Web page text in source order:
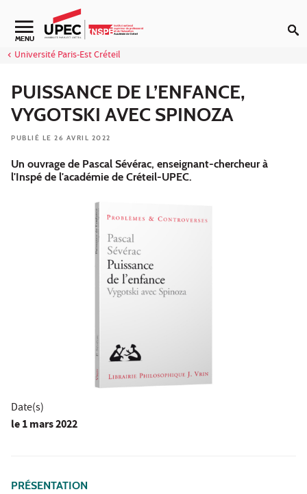
Aller au contenu
Navigation secondaire
MENU
Université Paris-Est Créteil
PUISSANCE DE L’ENFANCE,
VYGOTSKI AVEC SPINOZA
PUBLIÉ LE 26 AVRIL 2022
Un ouvrage de Pascal Sévérac, enseignant-chercheur à
l'Inspé de l'académie de Créteil-UPEC.
Date(s)
le1 mars 2022
PRÉSENTATION